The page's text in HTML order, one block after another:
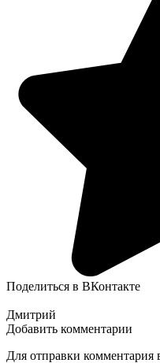
Поделиться в ВКонтакте
Дмитрий
Добавить комментарии
Для отправки комментария